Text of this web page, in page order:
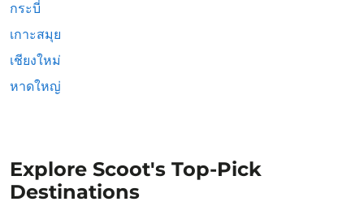
กระบี่
เกาะสมุย
เชียงใหม่
หาดใหญ่
Explore Scoot's Top-Pick
Destinations